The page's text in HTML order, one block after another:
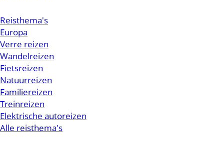
Reisthema's
Europa
Verre reizen
Wandelreizen
Fietsreizen
Natuurreizen
Familiereizen
Treinreizen
Elektrische autoreizen
Alle reisthema's